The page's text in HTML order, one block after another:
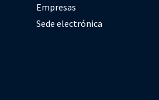
Empresas
Sede electrónica